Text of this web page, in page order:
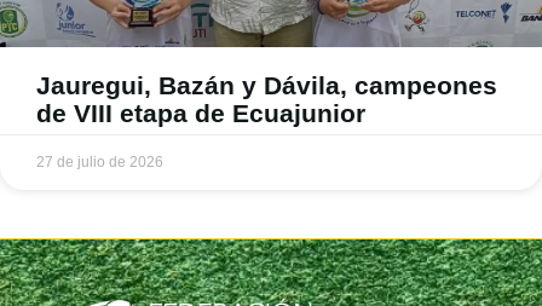
Jauregui, Bazán y Dávila, campeones
de VIII etapa de Ecuajunior
27 de julio de 2026